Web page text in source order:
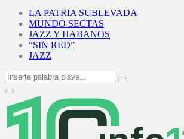
LA PATRIA SUBLEVADA
MUNDO SECTAS
JAZZ Y HABANOS
“SIN RED”
JAZZ
Search
for:
Search
Primary
Menu